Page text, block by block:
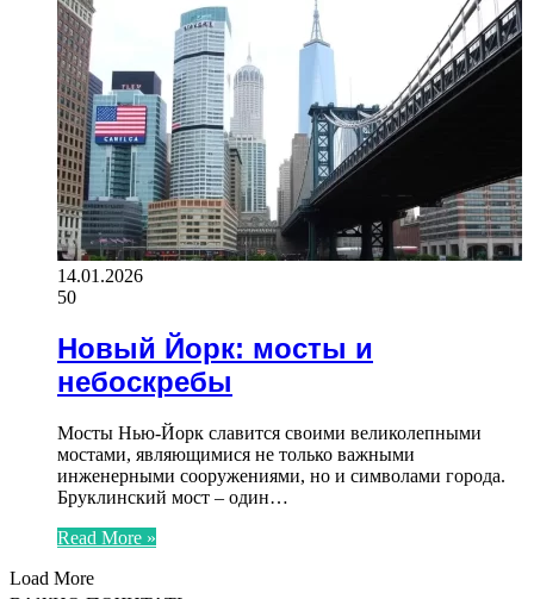
14.01.2026
50
Новый Йорк: мосты и
небоскребы
Мосты Нью-Йорк славится своими великолепными
мостами, являющимися не только важными
инженерными сооружениями, но и символами города.
Бруклинский мост – один…
Read More »
Load More